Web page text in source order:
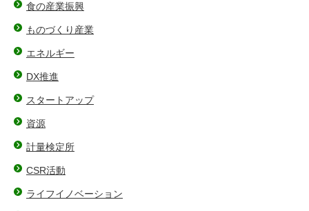
食の産業振興
ものづくり産業
エネルギー
DX推進
スタートアップ
資源
計量検定所
CSR活動
ライフイノベーション